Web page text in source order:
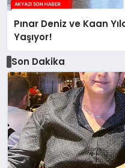
Pınar Deniz ve Kaan
Yaşıyor!
Son Dakika